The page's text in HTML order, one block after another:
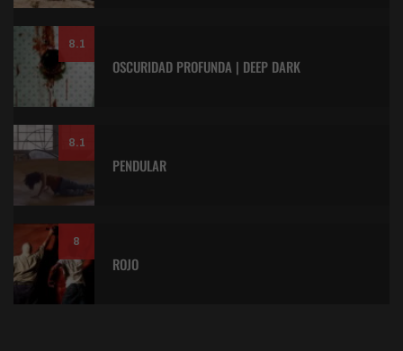
8.1
OSCURIDAD PROFUNDA | DEEP DARK
8.1
PENDULAR
8
ROJO